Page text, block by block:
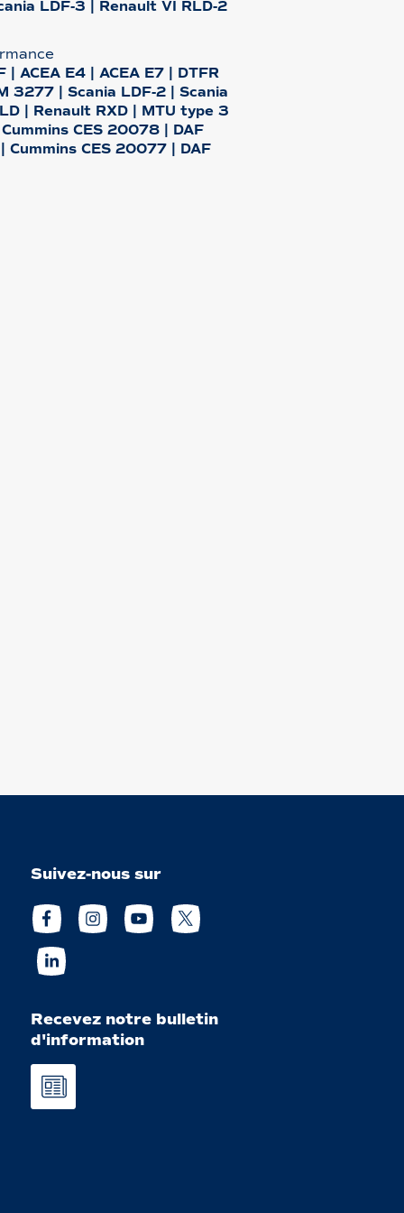
LDF-3 | Renault VI RLD-2
| ACEA E4 | ACEA E7 | DTFR
3277 | Scania LDF-2 | Scania
| Renault RXD | MTU type 3
CES 20078 | DAF
Cummins CES 20077 | DAF
Suivez-nous sur
Recevez notre bulletin
d'information